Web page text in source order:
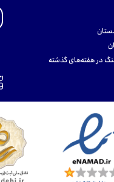
در هفته‌های گذشته